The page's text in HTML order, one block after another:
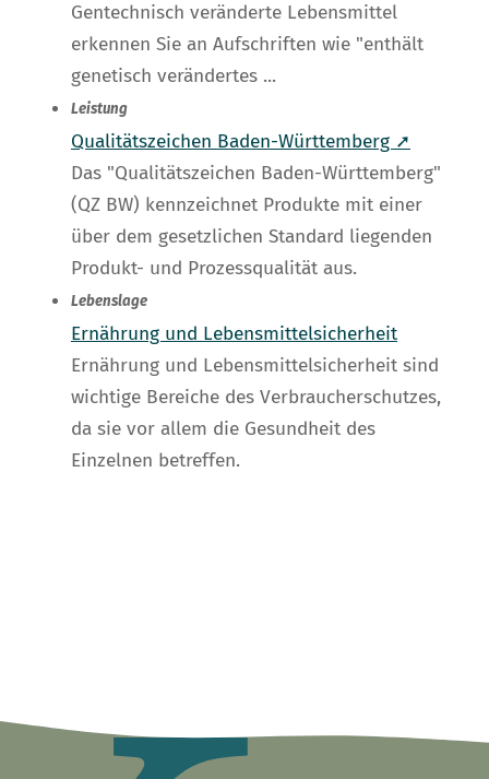
Gentechnisch veränderte Lebensmittel
erkennen Sie an Aufschriften wie "enthält
genetisch verändertes ...
Leistung
Qualitätszeichen Baden-Württemberg ➚
Das "Qualitätszeichen Baden-Württemberg"
(QZ BW) kennzeichnet Produkte mit einer
über dem gesetzlichen Standard liegenden
Produkt- und Prozessqualität aus.
Lebenslage
Ernährung und Lebensmittelsicherheit
Ernährung und Lebensmittelsicherheit sind
wichtige Bereiche des Verbraucherschutzes,
da sie vor allem die Gesundheit des
Einzelnen betreffen.